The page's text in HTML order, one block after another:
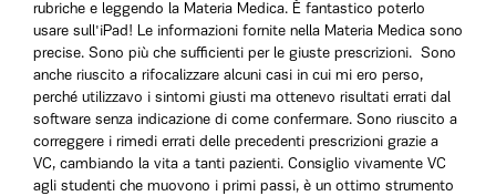
rubriche e leggendo la Materia Medica. È fantastico poterlo
usare sull'iPad! Le informazioni fornite nella Materia Medica sono
precise. Sono più che sufficienti per le giuste prescrizioni. Sono
anche riuscito a rifocalizzare alcuni casi in cui mi ero perso,
perché utilizzavo i sintomi giusti ma ottenevo risultati errati dal
software senza indicazione di come confermare. Sono riuscito a
correggere i rimedi errati delle precedenti prescrizioni grazie a
VC, cambiando la vita a tanti pazienti. Consiglio vivamente VC
agli studenti che muovono i primi passi, è un ottimo strumento